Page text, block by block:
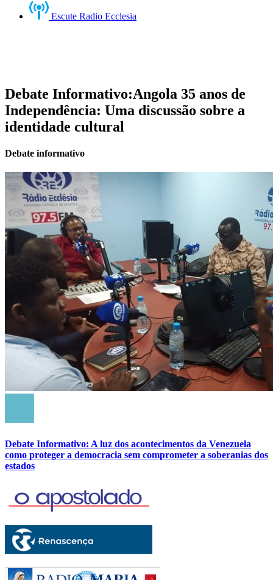
Escute Radio Ecclesia
Debate Informativo:Angola 35 anos de
Independência: Uma discussão sobre a
identidade cultural
Debate informativo
Debate Informativo: A luz dos acontecimentos da Venezuela
como proteger a democracia sem comprometer a soberanias dos
estados